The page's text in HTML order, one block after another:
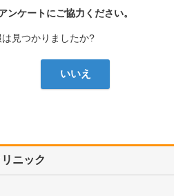
ンケートにご協力ください。
見つかりましたか?
いいえ
ニック